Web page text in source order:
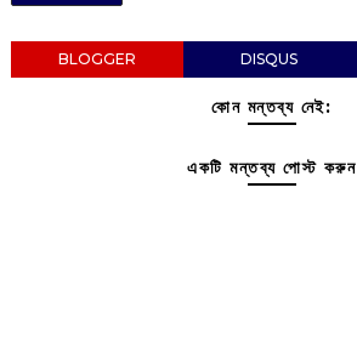
BLOGGER DISQUS
কোন মন্তব্য নেই:
একটি মন্তব্য পোস্ট করুন